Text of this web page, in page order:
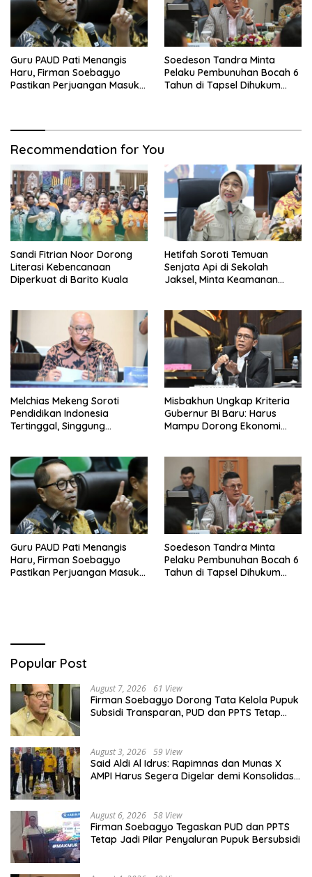
Guru PAUD Pati Menangis
Haru, Firman Soebagyo
Pastikan Perjuangan Masuk
Soedeson Tandra Minta
Pelaku Pembunuhan Bocah 6
Tahun di Tapsel Dihukum
Recommendation for You
Sandi Fitrian Noor Dorong
Literasi Kebencanaan
Diperkuat di Barito Kuala
Hetifah Soroti Temuan
Senjata Api di Sekolah
Jaksel, Minta Keamanan
Melchias Mekeng Soroti
Pendidikan Indonesia
Tertinggal, Singgung
Misbakhun Ungkap Kriteria
Gubernur BI Baru: Harus
Mampu Dorong Ekonomi
Guru PAUD Pati Menangis
Haru, Firman Soebagyo
Pastikan Perjuangan Masuk
Soedeson Tandra Minta
Pelaku Pembunuhan Bocah 6
Tahun di Tapsel Dihukum
Popular Post
August 7, 2026 61 View
Firman Soebagyo Dorong Tata Kelola Pupuk
Subsidi Transparan, PUD dan PPTS Tetap
August 3, 2026 59 View
Said Aldi Al Idrus: Rapimnas dan Munas X
AMPI Harus Segera Digelar demi Konsolidasi
August 6, 2026 58 View
Firman Soebagyo Tegaskan PUD dan PPTS
Tetap Jadi Pilar Penyaluran Pupuk Bersubsidi